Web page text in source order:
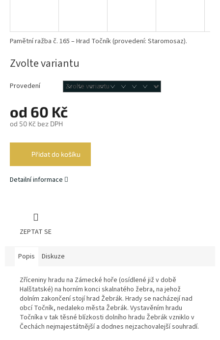
od 60 Kč
od 50 Kč bez DPH
Zvolte variantu
Provedení
Přidat do košíku
Pamětní ražba č. 165 – Hrad Točník (provedení: Staromosaz).
Detailní informace
ZEPTAT SE
Popis Diskuze
Zříceniny hradu na Zámecké hoře (osídlené již v době
Halštatské) na horním konci skalnatého žebra, na jehož
dolním zakončení stojí hrad Žebrák. Hrady se nacházejí nad
obcí Točník, nedaleko města Žebrák. Vystavěním hradu
Točníka v tak těsné blízkosti dolního hradu Žebrák vzniklo v
Čechách nejmajestátnější a dodnes nejzachovalejší souhradí.